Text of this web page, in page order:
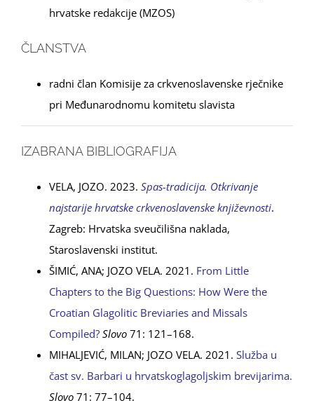
hrvatske redakcije (MZOS)
ČLANSTVA
radni član Komisije za crkvenoslavenske rječnike
pri Međunarodnomu komitetu slavista
IZABRANA BIBLIOGRAFIJA
VELA, JOZO. 2023. Spas-tradicija. Otkrivanje
najstarije hrvatske crkvenoslavenske književnosti.
Zagreb: Hrvatska sveučilišna naklada,
Staroslavenski institut.
ŠIMIĆ, ANA; JOZO VELA. 2021. From Little
Chapters to the Big Questions: How Were the
Croatian Glagolitic Breviaries and Missals
Compiled? Slovo 71: 121–168.
MIHALJEVIĆ, MILAN; JOZO VELA. 2021. Služba u
čast sv. Barbari u hrvatskoglagoljskim brevijarima.
Slovo 71: 77–104.